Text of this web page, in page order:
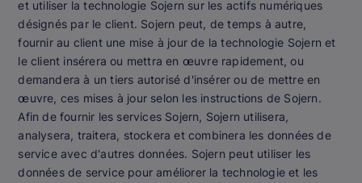
et utiliser la technologie Sojern sur les actifs numériques
désignés par le client. Sojern peut, de temps à autre,
fournir au client une mise à jour de la technologie Sojern et
le client insérera ou mettra en œuvre rapidement, ou
demandera à un tiers autorisé d'insérer ou de mettre en
œuvre, ces mises à jour selon les instructions de Sojern.
Afin de fournir les services Sojern, Sojern utilisera,
analysera, traitera, stockera et combinera les données de
service avec d'autres données. Sojern peut utiliser les
données de service pour améliorer la technologie et les